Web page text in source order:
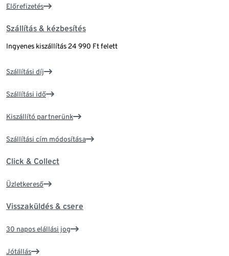
Előrefizetés
Szállítás & kézbesítés
Ingyenes kiszállítás 24 990 Ft felett
Szállítási díj
Szállítási idő
Kiszállító partnerünk
Szállítási cím módosítása
Click & Collect
Üzletkereső
Visszaküldés & csere
30 napos elállási jog
Jótállás